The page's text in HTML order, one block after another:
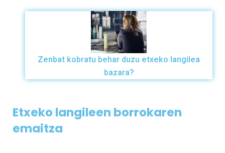
Zenbat kobratu behar duzu etxeko langilea
bazara?
Etxeko langileen borrokaren
emaitza